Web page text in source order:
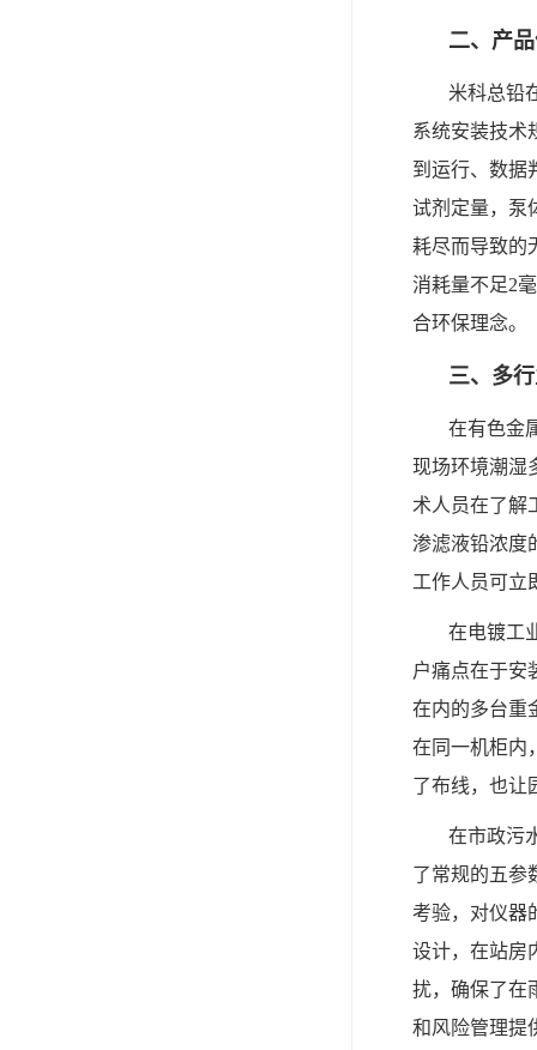
二、产
米科总铅
系统安装技术
到运行、数据
试剂定量，泵
耗尽而导致的
消耗量不足2
合环保理念。
三、多
在有色金
现场环境潮湿
术人员在了解
渗滤液铅浓度
工作人员可立
在电镀工
户痛点在于安
在内的多台重
在同一机柜内
了布线，也让
在市政污
了常规的五参
考验，对仪器
设计，在站房
扰，确保了在
和风险管理提